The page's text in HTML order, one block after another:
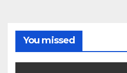
You missed